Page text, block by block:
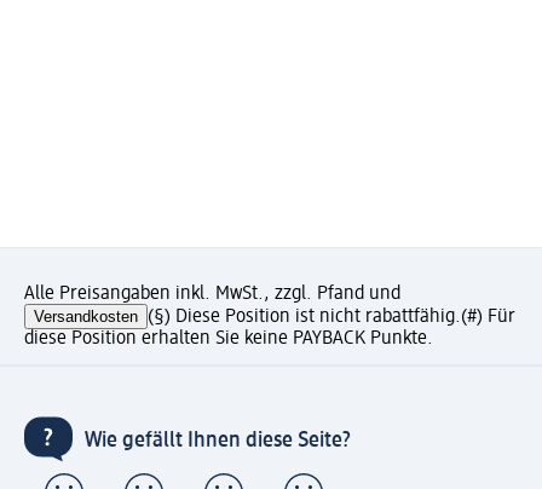
Alle Preisangaben inkl. MwSt., zzgl. Pfand und
Versandkosten (§) Diese Position ist nicht rabattfähig.(#) Für
diese Position erhalten Sie keine PAYBACK Punkte.
Wie gefällt Ihnen diese Seite?